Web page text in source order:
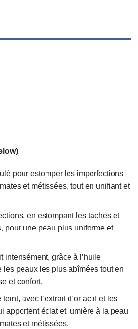
pour estomper les imperfections
et métissées, tout en unifiant et
en estompant les taches et
pour une peau plus uniforme et
intensément, grâce à l’huile
les peaux les plus abîmées tout en
et confort.
teint, avec l’extrait d’or actif et les
apportent éclat et lumière à la peau
et métissées.